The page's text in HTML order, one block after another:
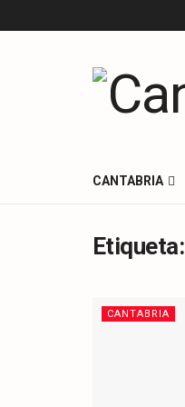
CANTABRIA
Etiqueta:
CANTABRIA